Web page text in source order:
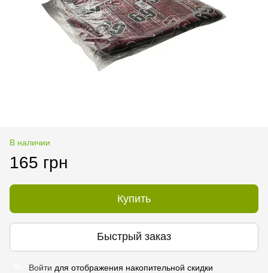
В наличии
165 грн
Купить
Быстрый заказ
Войти для отображения накопительной скидки